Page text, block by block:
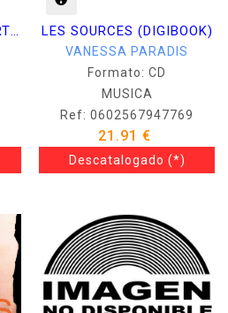
LOVE SONGS - CONCERT DV LES SOURCES (DIGIBOOK)
VANESSA PARADIS
Formato: CD
MUSICA
Ref: 0602567947769
21.91 €
Descatalogado (*)